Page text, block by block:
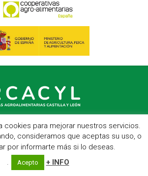
C/ Hípica, 1, entreplanta - 47007 Valladolid
23 95 15 - Fax: 983 22 23 56 -Aviso Legal
cookies para mejorar nuestros servicios.
consideramos que aceptas su uso, o
por informarte más si lo deseas.
.
Acepto + INFO